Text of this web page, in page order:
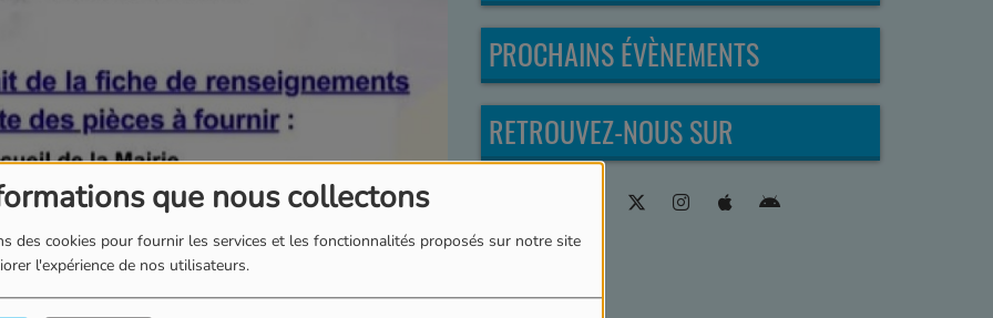
que nous collectons
des cookies pour fournir les services et les fonctionnalités proposés sur notre site
l'expérience de nos utilisateurs.
PROCHAINS ÉVÈNEMENTS
RETROUVEZ-NOUS SUR